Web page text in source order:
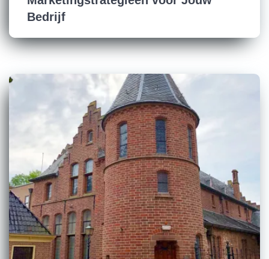
Bedrijf